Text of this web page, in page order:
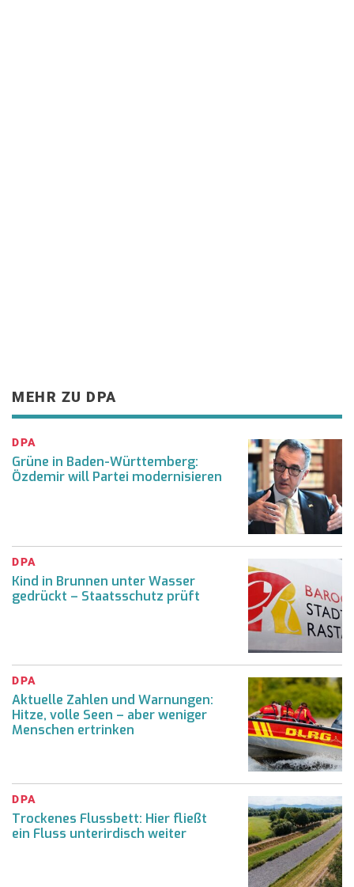
MEHR ZU DPA
DPA
Grüne in Baden-Württemberg:
Özdemir will Partei modernisieren
DPA
Kind in Brunnen unter Wasser
gedrückt – Staatsschutz prüft
DPA
Aktuelle Zahlen und Warnungen:
Hitze, volle Seen – aber weniger
Menschen ertrinken
DPA
Trockenes Flussbett: Hier fließt
ein Fluss unterirdisch weiter